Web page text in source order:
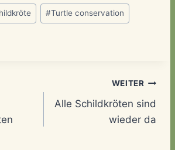
die
#Turtle conservation
WEITER
Alle Schildkröten sind
wieder da